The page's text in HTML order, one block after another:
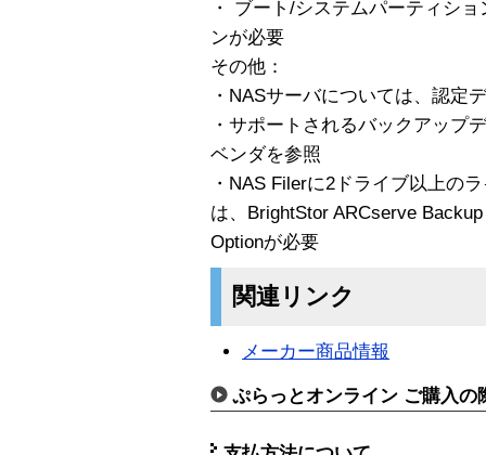
・ ブート/システムパーティシ
ンが必要
その他：
・NASサーバについては、認定
・サポートされるバックアップ
ベンダを参照
・NAS Filerに2ドライブ以上の
は、BrightStor ARCserve
Optionが必要
関連リンク
メーカー商品情報
ぷらっとオンライン ご購入の